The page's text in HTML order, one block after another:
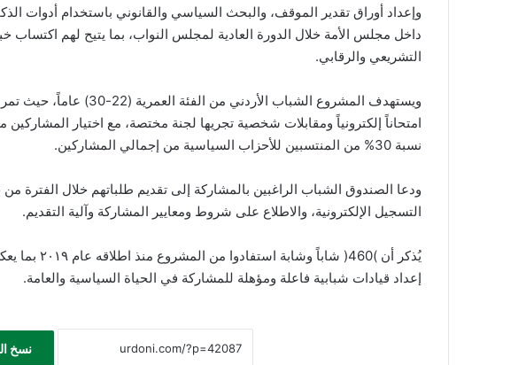
وإعداد أوراق تقدير الموقف، والبحث السياسي والقانوني باستخدام أدوات
داخل مجلس الأمة خلال الدورة العادية لمجلس النواب، بما يتيح لهم اكتساب
التشريعي والرقابي.
ويستهدف المشروع الشباب الأردني
امتحاناً إلكترونياً ومقابلات شخصية تجريها لجنة مختصة، مع اختيار
نسبة 30% من المنتسبين للأحزاب السياسية من إجمالي المشاركين.
التسجيل الإلكترونية، والاطلاع على شروط ومعايير المشاركة وآلية التقديم.
يُذكر أن )460(
إعداد قيادات شبابية فاعلة ومؤهلة للمشاركة في الحياة السياسية والعامة.
نسخ